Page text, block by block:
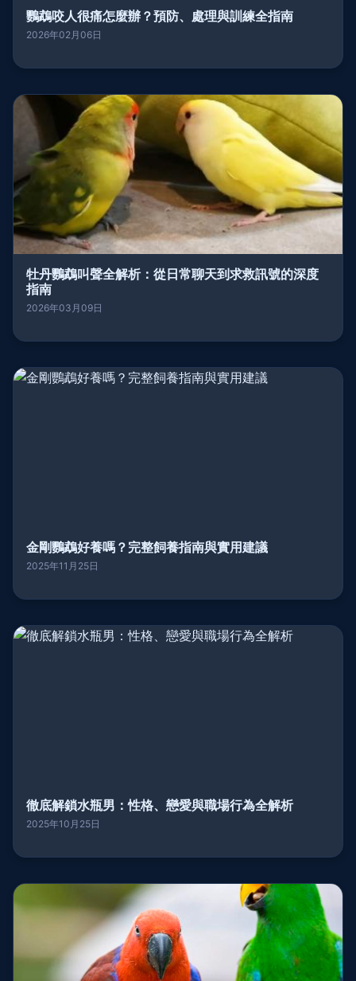
鸚鵡咬人很痛怎麼辦？預防、處理與訓練全指南
2026年02月06日
牡丹鸚鵡叫聲全解析：從日常聊天到求救訊號的深度
指南
2026年03月09日
金剛鸚鵡好養嗎？完整飼養指南與實用建議
2025年11月25日
徹底解鎖水瓶男：性格、戀愛與職場行為全解析
2025年10月25日